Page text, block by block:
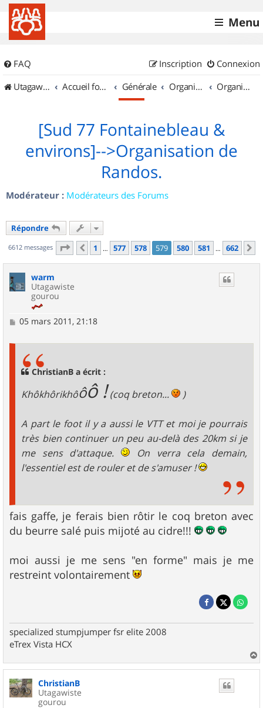
Menu
FAQ Connexion
Inscription
UtagawaVTT (Randos VTT et VTTAE avec traces GPS)
Accueil forum Générale Organisation de sorties & Recherche de partenaires Organisation de sorties en région Île de France
[Sud 77 Fontainebleau &
environs]-->Organisation de
Randos.
Modérateur : Modérateurs des Forums
Répondre
6612 messages Page 579 sur662
Précédent
1 … 577 578 579 580 581 … 662
warm
Utagawiste
gourou
M
05 mars 2011, 21:18
ChristianB a écrit :
Khôkhôrikhôôô ! (coq breton... )
A part le foot il y a aussi le VTT et moi je pourrais
très bien continuer un peu au-delà des 20km si je
me sens d'attaque.
On verra cela demain,
l'essentiel est de rouler et de s'amuser !
fais gaffe, je ferais bien rôtir le coq breton avec
du beurre salé puis mijoté au cidre!!!
moi aussi je me sens "en forme" mais je me
restreint volontairement
specialized stumpjumper fsr elite 2008
eTrex Vista HCX
a
u
ChristianB
Utagawiste
gourou